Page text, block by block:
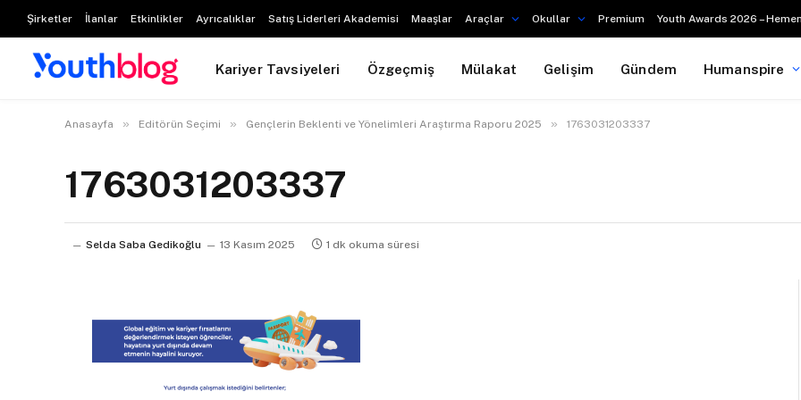
Şirketler İlanlar Etkinlikler Ayrıcalıklar Satış Liderleri Akademisi Maaşlar Araçlar Okullar Premium Youth Awards 2026 –
Kariyer Tavsiyeleri Özgeçmiş Mülakat Gelişim Gündem Humanspire
Anasayfa » Editörün Seçimi » Gençlerin Beklenti ve Yönelimleri Araştırma Raporu 2025 » 1763031203337
1763031203337
Selda Saba Gedikoğlu 13 Kasım 2025 1 dk okuma süresi